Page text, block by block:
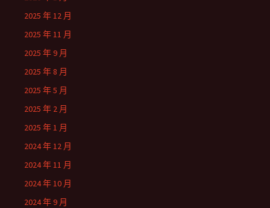
2025 年 12 月
2025 年 11 月
2025 年 9 月
2025 年 8 月
2025 年 5 月
2025 年 2 月
2025 年 1 月
2024 年 12 月
2024 年 11 月
2024 年 10 月
2024 年 9 月